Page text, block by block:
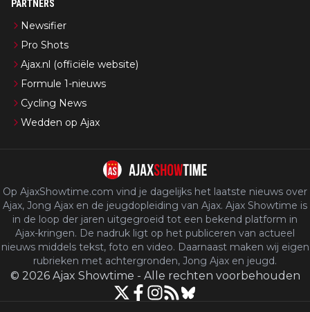
PARTNERS
Newsifier
Pro Shots
Ajax.nl (officiële website)
Formule 1-nieuws
Cycling News
Wedden op Ajax
Op AjaxShowtime.com vind je dagelijks het laatste nieuws over
Ajax, Jong Ajax en de jeugdopleiding van Ajax. Ajax Showtime is
in de loop der jaren uitgegroeid tot een bekend platform in
Ajax-kringen. De nadruk ligt op het publiceren van actueel
nieuws middels tekst, foto en video. Daarnaast maken wij eigen
rubrieken met achtergronden, Jong Ajax en jeugd.
© 2026 Ajax Showtime - Alle rechten voorbehouden